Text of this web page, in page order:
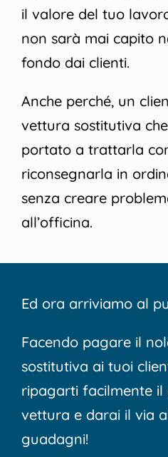
il valore del tuo
non sarà mai capito
fondo dai clienti.
Anche perché, un
vettura sostitutiva
portato a trattarla
riconsegnarla in
senza creare
all’officina.
Ed ora arriviamo al
Facendo pagare il
sostitutiva ai tuoi
ripagarti facilmente il
vettura e darai il via
guadagni!